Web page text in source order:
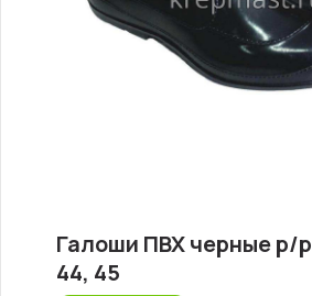
Галоши ПВХ черные р/р
44, 45